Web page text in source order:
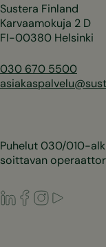
Sustera Finland
Karvaamokuja 2 D
FI-00380 Helsinki
030 670 5500
Puhelut 030/010-
soittavan
LinkedIn
Facebook
Instagram